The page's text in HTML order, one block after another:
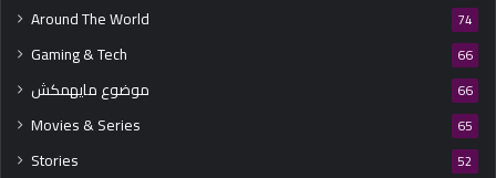
Around The World 74
Gaming & Tech 66
موضوع مايهمكش 66
Movies & Series 65
Stories 52